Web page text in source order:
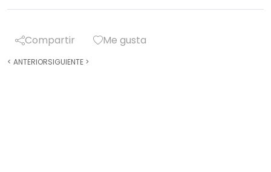
Compartir Me gusta
< ANTERIORSIGUIENTE >